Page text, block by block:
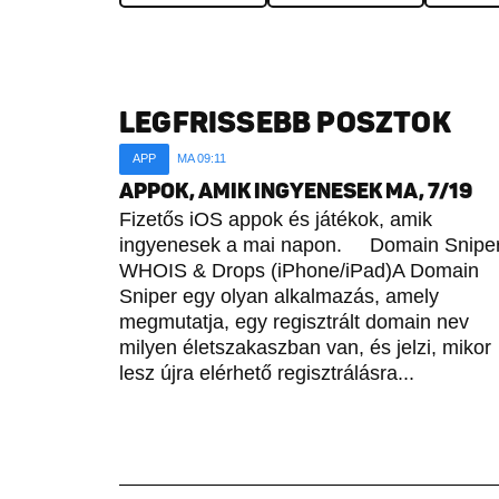
LEGFRISSEBB POSZTOK
APP MA 09:11
APPOK, AMIK INGYENESEK MA, 7/19
Fizetős iOS appok és játékok, amik
ingyenesek a mai napon. Domain
WHOIS & Drops (iPhone/iPad)A Domain
Sniper egy olyan alkalmazás, amely
megmutatja, egy regisztrált domain nev
milyen életszakaszban van, és jelzi, mikor
lesz újra elérhető regisztrálásra...